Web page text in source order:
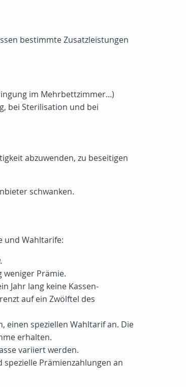
bestimmte Zusatzleistungen
im Mehrbettzimmer...)
bei Sterilisation und bei
abzuwenden, zu beseitigen
schwanken.
und Wahltarife:
weniger Prämie.
Jahr lang keine Kassen-
auf ein Zwölftel des
einen speziellen Wahltarif an. Die
erhalten.
variiert werden.
Prämienzahlungen an